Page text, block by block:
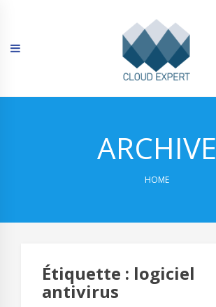
content
ARCHIVE
HOME
Étiquette : logiciel
antivirus